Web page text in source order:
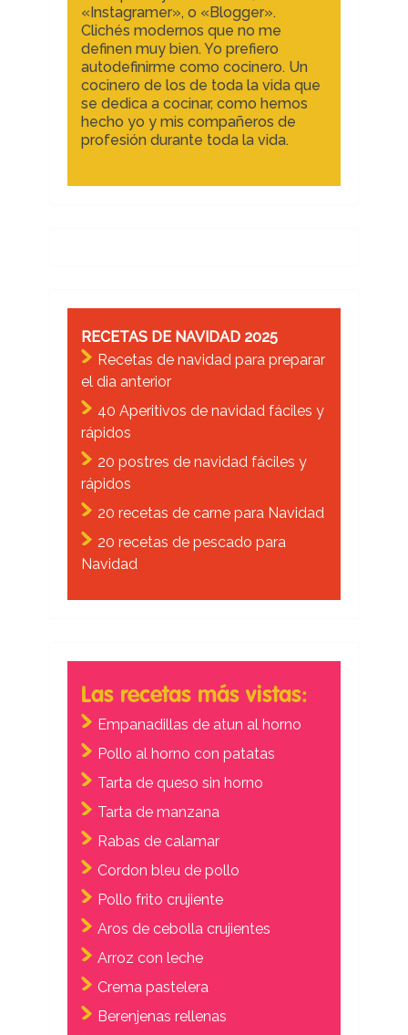
«Instagramer», o «Blogger».
Clichés modernos que no me
definen muy bien. Yo prefiero
autodefinirme como cocinero. Un
cocinero de los de toda la vida que
se dedica a cocinar, como hemos
hecho yo y mis compañeros de
profesión durante toda la vida.
RECETAS DE NAVIDAD 2025
Recetas de navidad para preparar
el dia anterior
40 Aperitivos de navidad fáciles y
rápidos
20 postres de navidad fáciles y
rápidos
20 recetas de carne para Navidad
20 recetas de pescado para
Navidad
Las recetas más vistas:
Empanadillas de atun al horno
Pollo al horno con patatas
Tarta de queso sin horno
Tarta de manzana
Rabas de calamar
Cordon bleu de pollo
Pollo frito crujiente
Aros de cebolla crujientes
Arroz con leche
Crema pastelera
Berenjenas rellenas